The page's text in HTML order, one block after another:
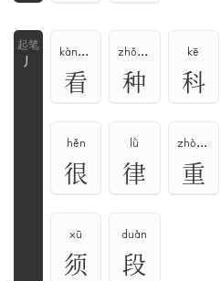
丿
kàn、kān
看
zhǒng、zhòng、chóng
种
kē
科
hěn
很
lǜ
律
zhòng、chóng
重
xū
须
duàn
段